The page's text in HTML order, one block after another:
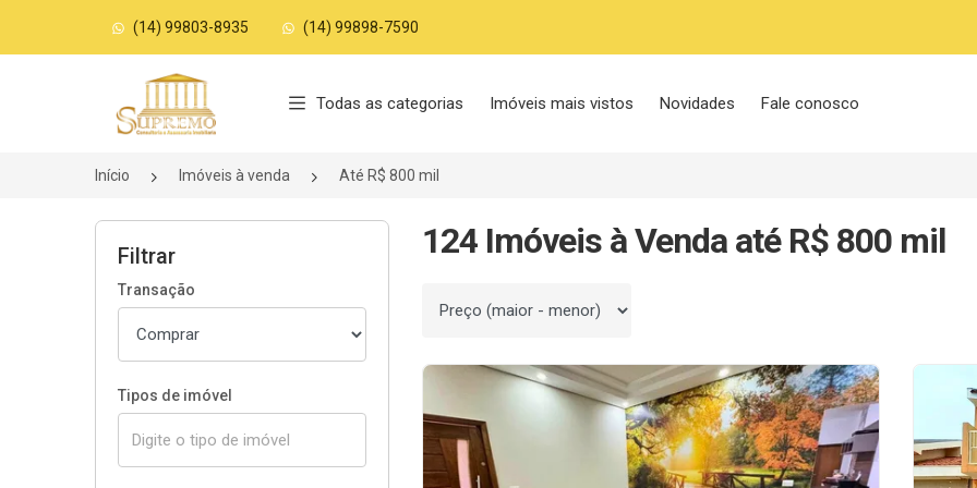
(14) 99803-8935 (14) 99898-7590
Página inicial
Todas as categorias Imóveis mais vistos Novidades Fale conosco
Início Imóveis à venda Até R$ 800 mil
Filtrar
Transação
Tipos de imóvel
124 Imóveis à Venda até R$ 800 mil
Ordenar por